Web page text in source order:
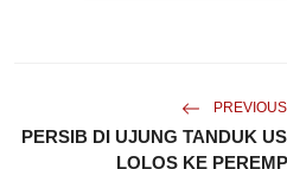
PERSIB DI UJUNG TANDUK
LOLOS KE